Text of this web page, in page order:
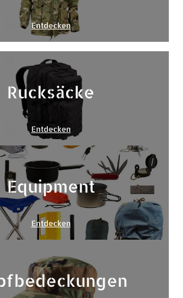
Entdecken
Rucksäcke
Entdecken
Equipment
Entdecken